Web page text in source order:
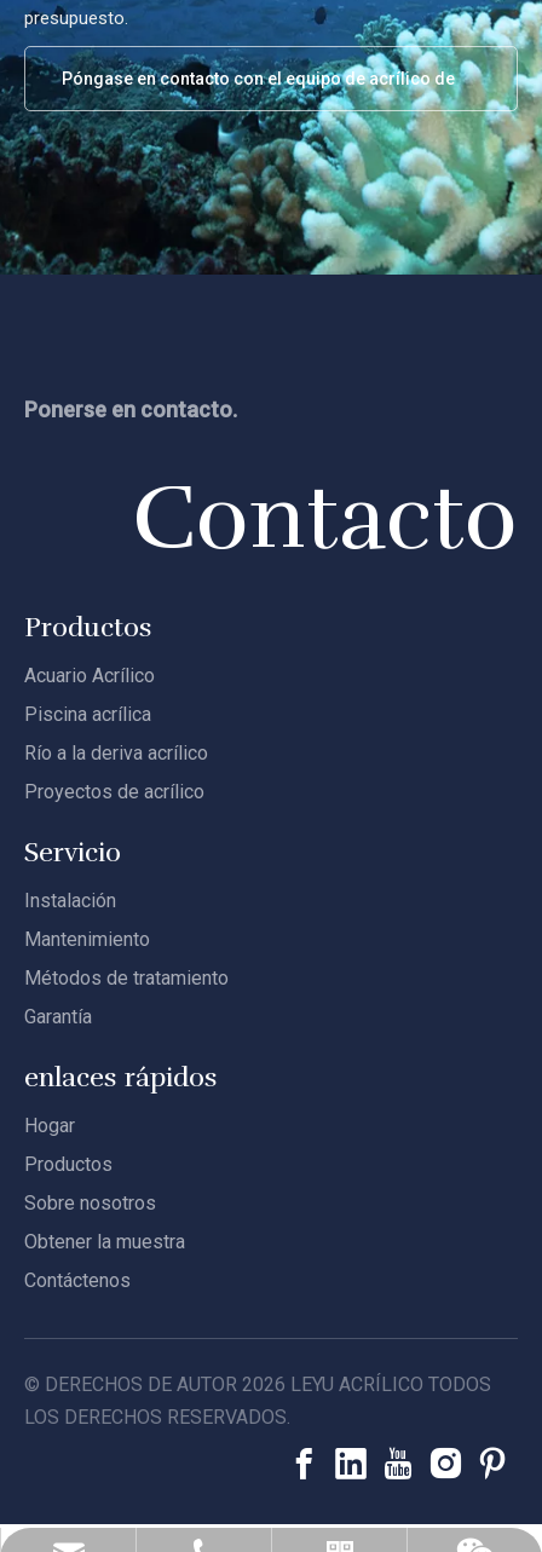
presupuesto.
Póngase en contacto con el equipo de acrílico de
Leyu
Ponerse en contacto.
Contacto
Productos
Acuario Acrílico
Piscina acrílica
Río a la deriva acrílico
Proyectos de acrílico
Servicio
Instalación
Mantenimiento
Métodos de tratamiento
Garantía
enlaces rápidos
Hogar
Productos
Sobre nosotros
Obtener la muestra
Contáctenos
© DERECHOS DE AUTOR 2026 LEYU ACRÍLICO TODOS
LOS DERECHOS RESERVADOS.